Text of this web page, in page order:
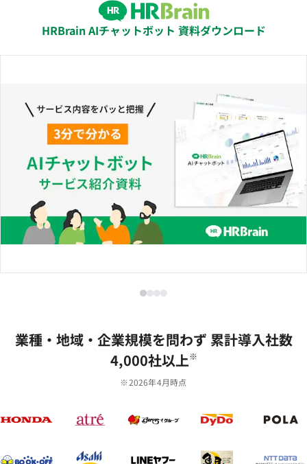
HRBrain AIチャットボット 資料ダウンロード
業種‧地域‧企業規模を問わず 累計導⼊社数
4,000社以上※
※2026年4月時点